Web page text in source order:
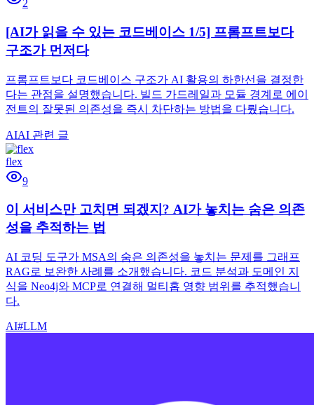
2
[AI가 읽을 수 있는 코드베이스 1/5] 프롬프트보다
구조가 먼저다
프롬프트보다 코드베이스 구조가 AI 활용의 하한선을 결정한
다는 관점을 설명했습니다. 빌드 가드레일과 모듈 경계로 에이
전트의 잘못된 의존성을 즉시 차단하는 방법을 다뤘습니다.
AIAI 관련 글
flex
9
이 서비스만 고치면 되겠지? AI가 놓치는 숨은 의존
성을 추적하는 법
AI 코딩 도구가 MSA의 숨은 의존성을 놓치는 문제를 그래프
RAG로 보완한 사례를 소개했습니다. 코드 분석과 도메인 지
식을 Neo4j와 MCP로 연결해 멀티홉 영향 범위를 추적했습니
다.
AI#LLM